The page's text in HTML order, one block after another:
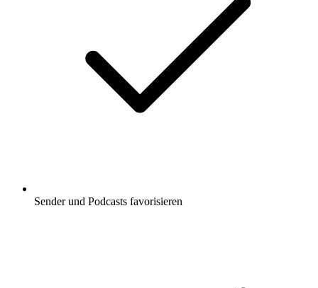
Sender und Podcasts favorisieren